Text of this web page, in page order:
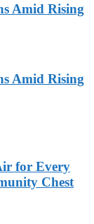
Amid Rising
Amid Rising
for Every
Chest